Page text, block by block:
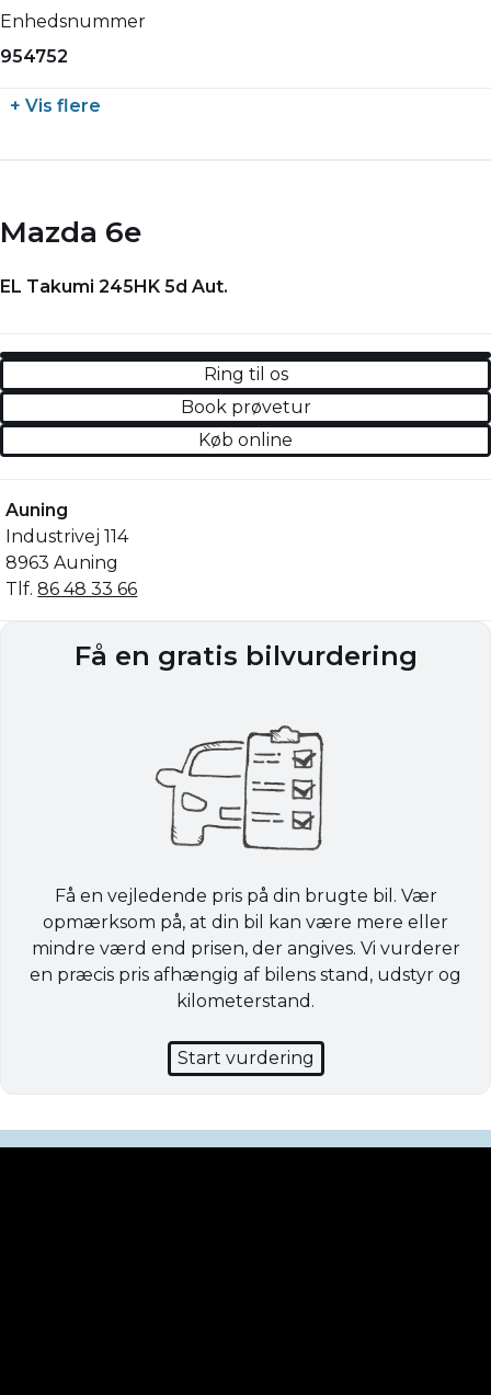
Enhedsnummer
954752
+ Vis flere
Mazda 6e
EL Takumi 245HK 5d Aut.
Ring til os
Book prøvetur
Køb online
Auning
Industrivej 114
8963 Auning
Tlf.86 48 33 66
Få en gratis bilvurdering
Få en vejledende pris på din brugte bil. Vær
opmærksom på, at din bil kan være mere eller
mindre værd end prisen, der angives. Vi vurderer
en præcis pris afhængig af bilens stand, udstyr og
kilometerstand.
Start vurdering